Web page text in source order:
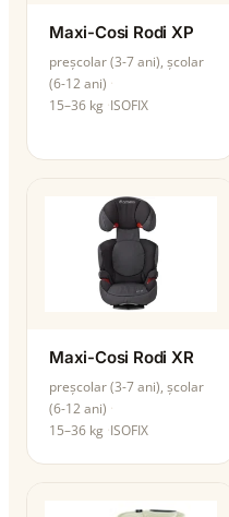
Maxi-Cosi Rodi XP
preșcolar (3-7 ani), școlar
(6-12 ani)
15–36 kg ISOFIX
Maxi-Cosi Rodi XR
preșcolar (3-7 ani), școlar
(6-12 ani)
15–36 kg ISOFIX